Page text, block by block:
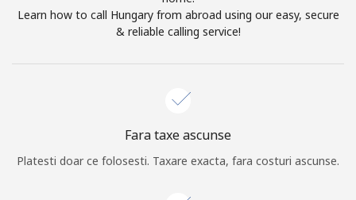
Buna!
Learn how to call Hungary from abroad using our easy, secure
& reliable calling service!
Fara taxe ascunse
Platesti doar ce folosesti. Taxare exacta, fara costuri ascunse.